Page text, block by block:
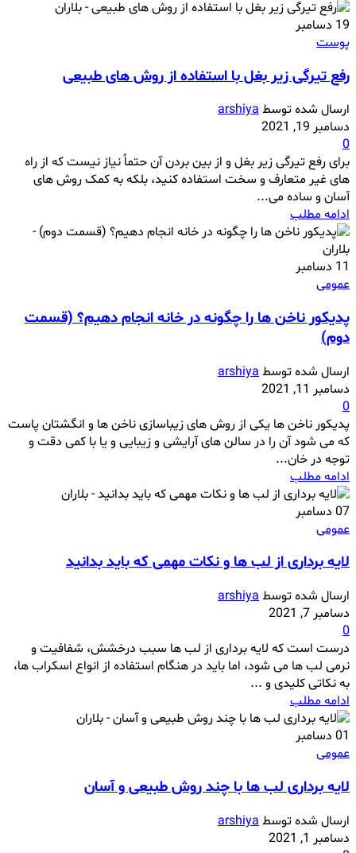
19 دسامبر
پوست
رفع تیرگی زیر بغل با استفاده از روش های طبیعی
ارسال شده توسطarshiya
دسامبر 19, 2021
0
برای رفع تیرگی زیر بغل و از بین بردن آن حتماً نیاز نیست که از راه
های غیر متعارف و سخت استفاده کنید، بلکه به کمک روش های
آسان و ساده می...
ادامه مطلب
11 دسامبر
عمومی
پدیکور ناخن ها را چگونه در خانه انجام دهیم؟ (قسمت
دوم)
ارسال شده توسطarshiya
دسامبر 11, 2021
0
پدیکور ناخن ها یکی از روش های زیباسازی ناخن ها و انگشتان پاست
که می شود آن را در سالن های آرایشی و زیبایی و یا با کمی دقت و
توجه در خان...
ادامه مطلب
07 دسامبر
عمومی
لایه برداری از لب ها و نکات مهمی که باید بدانید
ارسال شده توسطarshiya
دسامبر 7, 2021
0
درست است که لایه برداری از لب ها سبب درخشش، شفافیت و
نرمی لب ها می شود، اما باید در هنگام استفاده از انواع اسکراب ها،
به نکاتی کلیدی و ...
ادامه مطلب
01 دسامبر
عمومی
لایه برداری لب ها با چند روش طبیعی و آسان
ارسال شده توسطarshiya
دسامبر 1, 2021